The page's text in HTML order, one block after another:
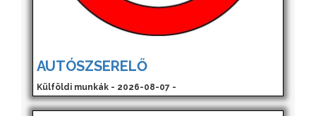
AUTÓSZSERELŐ
Külföldi munkák - 2026-08-07 -